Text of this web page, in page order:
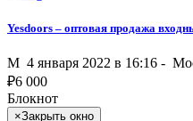
Yesdoors – оптовая продажа
M 4 января 2022 в 16:16 -
₽6 000
Блокнот
×Закрыть окно